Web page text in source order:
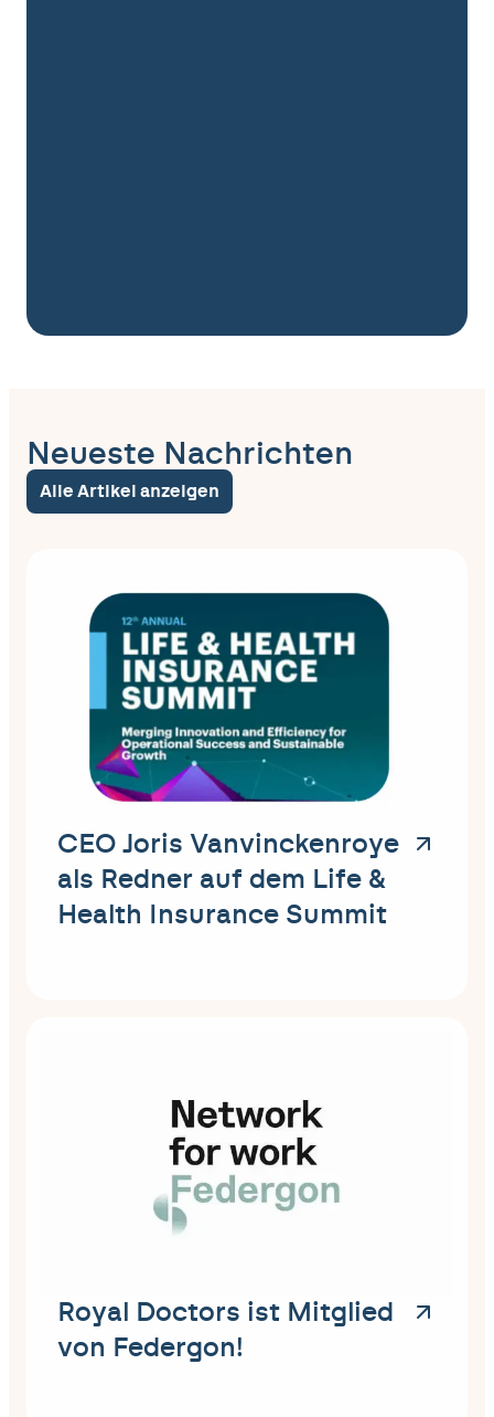
Neueste Nachrichten
Alle Artikel anzeigen
CEO Joris Vanvinckenroye
als Redner auf dem Life &
Health Insurance Summit
Royal Doctors ist Mitglied
von Federgon!